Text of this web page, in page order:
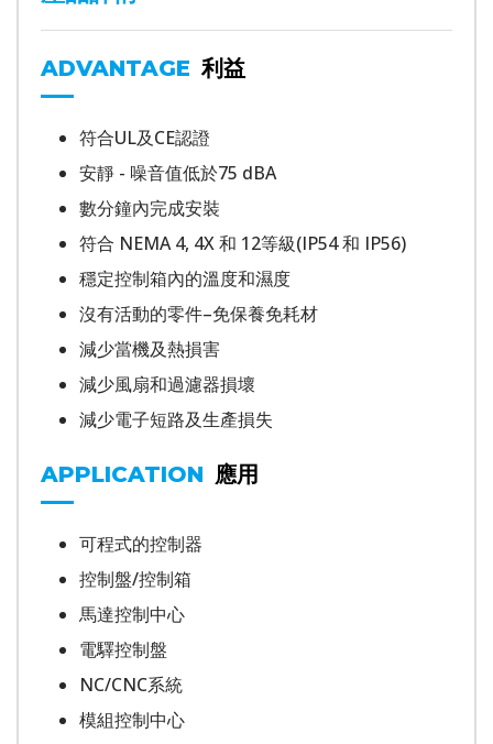
ADVANTAGE 利益
符合UL及CE認證
安靜 - 噪音值低於75 dBA
數分鐘內完成安裝
符合 NEMA 4, 4X 和 12等級(IP54 和 IP56)
穩定控制箱內的溫度和濕度
沒有活動的零件–免保養免耗材
減少當機及熱損害
減少風扇和過濾器損壞
減少電子短路及生產損失
APPLICATION 應用
可程式的控制器
控制盤/控制箱
馬達控制中心
電驛控制盤
NC/CNC系統
模組控制中心